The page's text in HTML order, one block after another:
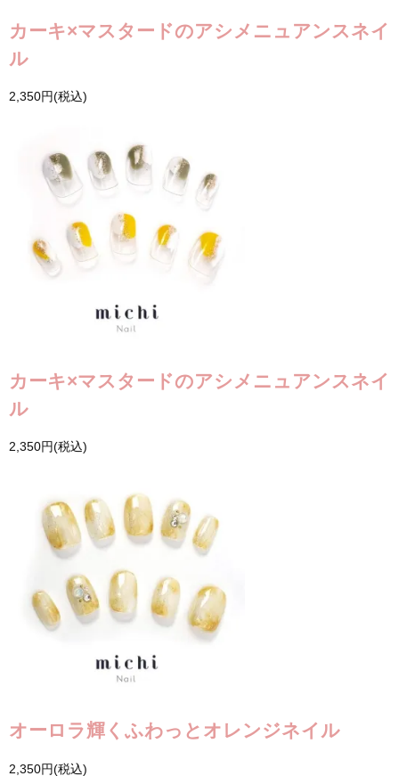
カーキ×マスタードのアシメニュアンスネイ
ル
2,350円(税込)
カーキ×マスタードのアシメニュアンスネイ
ル
2,350円(税込)
オーロラ輝くふわっとオレンジネイル
2,350円(税込)